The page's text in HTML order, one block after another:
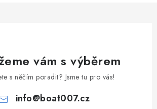
vám s výběrem
s něčím poradit? Jsme tu pro vás!
info@boat007.cz